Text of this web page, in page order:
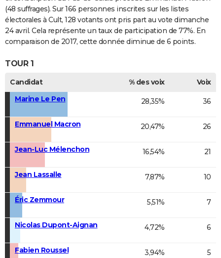
(48 suffrages). Sur 166 personnes inscrites sur les listes
électorales à Cult, 128 votants ont pris part au vote dimanche
24 avril. Cela représente un taux de participation de 77%. En
comparaison de 2017, cette donnée diminue de 6 points.
TOUR 1
Candidat % des voix
Voix
Marine Le Pen
28,35% 36
Emmanuel Macron 20,47% 26
Jean-Luc Mélenchon 16,54% 21
Jean Lassalle 7,87% 10
Éric Zemmour 5,51% 7
Nicolas Dupont-Aignan 4,72% 6
Fabien Roussel 3,94% 5